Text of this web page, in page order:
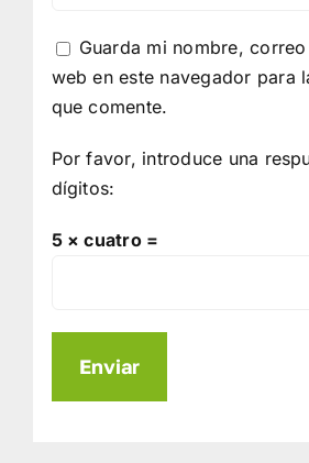
Guarda mi nombre,
web en este navegador para
que comente.
Por favor, introduce una
dígitos:
5 × cuatro =